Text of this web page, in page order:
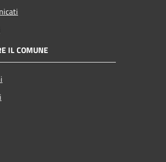
IL COMUNE